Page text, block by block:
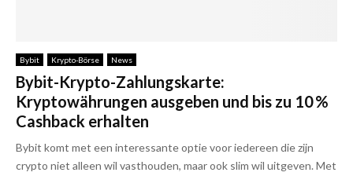
Bybit Krypto-Börse News
Bybit-Krypto-Zahlungskarte:
Kryptowährungen ausgeben und bis zu 10 %
Cashback erhalten
Bybit komt met een interessante optie voor iedereen die zijn
crypto niet alleen wil vasthouden, maar ook slim wil uitgeven. Met